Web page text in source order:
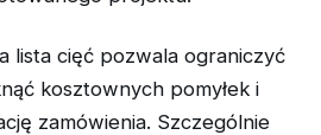
lista cięć pozwala ograniczyć
kosztownych pomyłek i
zamówienia. Szczególnie